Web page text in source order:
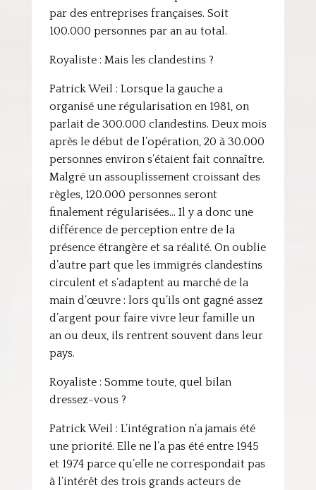
par des entreprises françaises. Soit
100.000 personnes par an au total.
Royaliste : Mais les clandestins ?
Patrick Weil : Lorsque la gauche a
organisé une régularisation en 1981, on
parlait de 300.000 clandestins. Deux mois
après le début de l’opération, 20 à 30.000
personnes environ s’étaient fait connaître.
Malgré un assouplissement croissant des
règles, 120.000 personnes seront
finalement régularisées… Il y a donc une
différence de perception entre de la
présence étrangère et sa réalité. On oublie
d’autre part que les immigrés clandestins
circulent et s’adaptent au marché de la
main d’œuvre : lors qu’ils ont gagné assez
d’argent pour faire vivre leur famille un
an ou deux, ils rentrent souvent dans leur
pays.
Royaliste : Somme toute, quel bilan
dressez-vous ?
Patrick Weil : L’intégration n’a jamais été
une priorité. Elle ne l’a pas été entre 1945
et 1974 parce qu’elle ne correspondait pas
à l’intérêt des trois grands acteurs de